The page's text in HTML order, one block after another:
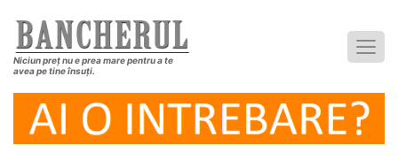
Niciun preț nu e prea mare pentru a te
avea pe tine însuți.